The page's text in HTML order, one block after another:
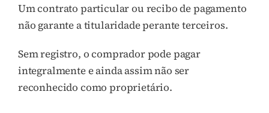
Um contrato particular ou recibo de pagamento
não garante a titularidade perante terceiros.
Sem registro, o comprador pode pagar
integralmente e ainda assim não ser
reconhecido como proprietário.